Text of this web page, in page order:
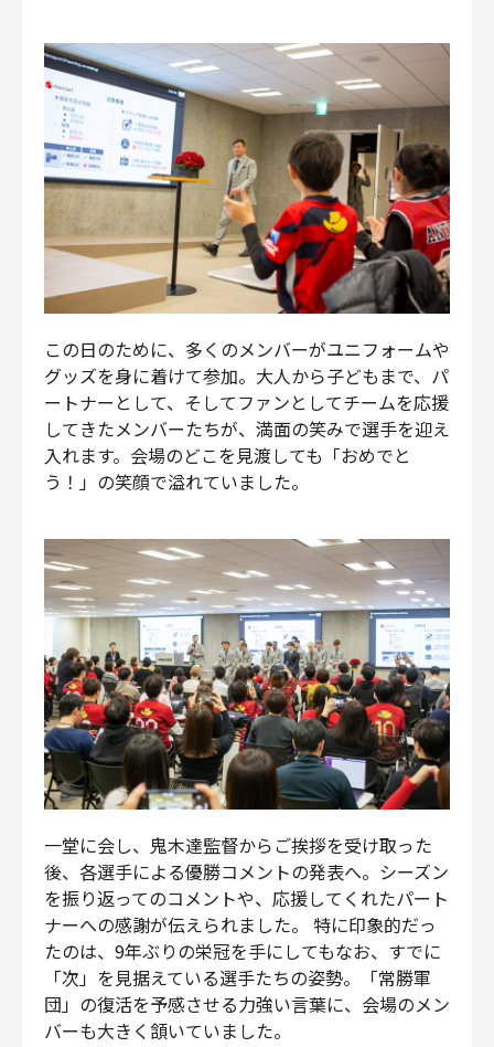
この日のために、多くのメンバーがユニフォームや
グッズを身に着けて参加。大人から子どもまで、パ
ートナーとして、そしてファンとしてチームを応援
してきたメンバーたちが、満面の笑みで選手を迎え
入れます。会場のどこを見渡しても「おめでと
う！」の笑顔で溢れていました。
一堂に会し、鬼木達監督からご挨拶を受け取った
後、各選手による優勝コメントの発表へ。シーズン
を振り返ってのコメントや、応援してくれたパート
ナーへの感謝が伝えられました。 特に印象的だっ
たのは、9年ぶりの栄冠を手にしてもなお、すでに
「次」を見据えている選手たちの姿勢。「常勝軍
団」の復活を予感させる力強い言葉に、会場のメン
バーも大きく頷いていました。